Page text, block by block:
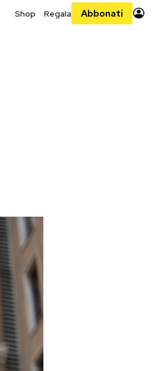
Shop Regala Abbonati